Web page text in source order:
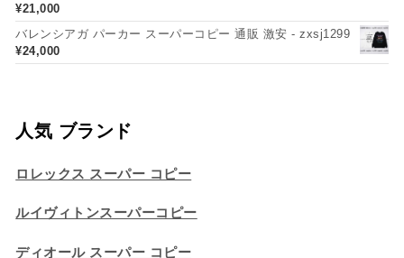
¥21,000
バレンシアガ パーカー スーパーコピー 通販 激安 - zxsj1299
¥24,000
人気 ブランド
ロレックス スーパー コピー
ルイヴィトンスーパーコピー
ディオール スーパー コピー